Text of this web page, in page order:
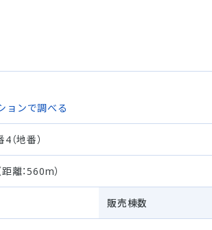
ョンで調べる
（地番）
離：560m）
販売棟数